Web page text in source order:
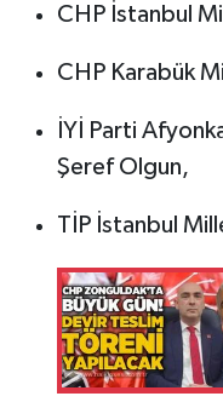
CHP İstanbul
CHP Karabük
İYİ Parti
Şeref Olgun,
TİP İstanbul